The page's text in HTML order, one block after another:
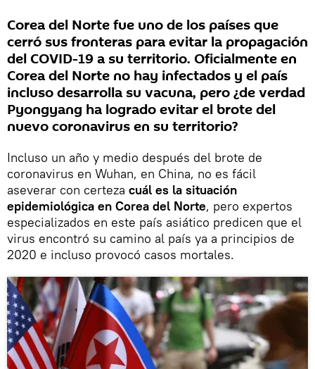
Corea del Norte fue uno de los países que
cerró sus fronteras para evitar la propagación
del COVID-19 a su territorio. Oficialmente en
Corea del Norte no hay infectados y el país
incluso desarrolla su vacuna, pero ¿de verdad
Pyongyang ha logrado evitar el brote del
nuevo coronavirus en su territorio?
Incluso un año y medio después del brote de
coronavirus en Wuhan, en China, no es fácil
aseverar con certeza cuál es la situación
epidemiológica en Corea del Norte, pero expertos
especializados en este país asiático predicen que el
virus encontró su camino al país ya a principios de
2020 e incluso provocó casos mortales.